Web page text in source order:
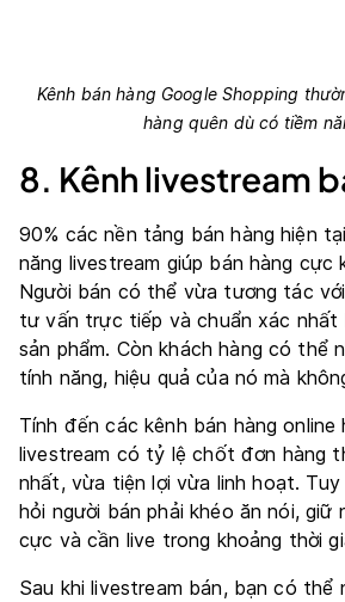
Kênh bán hàng Google Shopping
hàng quên dù có tiềm
8. Kênh livestream
90% các nền tảng bán hàng hiện
năng livestream giúp bán hàng cực
Người bán có thể vừa tương tác
tư vấn trực tiếp và chuẩn xác nhất
sản phẩm. Còn khách hàng có thể
tính năng, hiệu quả của nó mà
Tính đến các kênh bán hàng online
livestream có tỷ lệ chốt đơn hàng
nhất, vừa tiện lợi vừa linh hoạt. Tuy
hỏi người bán phải khéo ăn nói, giữ
cực và cần live trong khoảng thời
Sau khi livestream bán, bạn có thể